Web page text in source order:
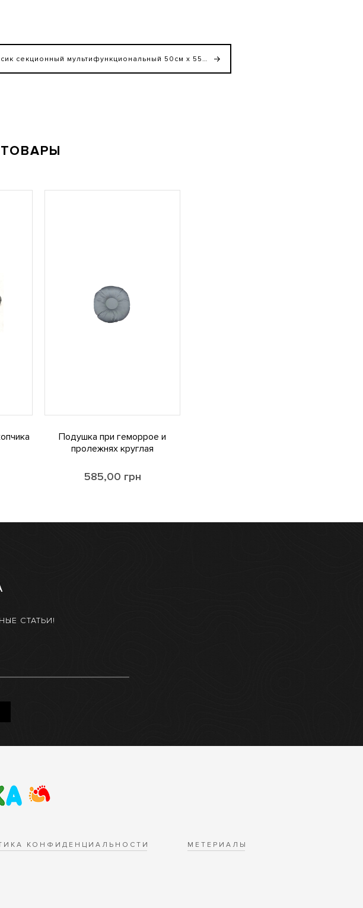
Матрасик секционный мультифункциональный 50см х 55см х 8см
Подушка при геморрое и
пролежнях круглая
585,00 грн
СТАТЬИ!
КОНФИДЕНЦИАЛЬНОСТИ МЕТЕРИАЛЫ